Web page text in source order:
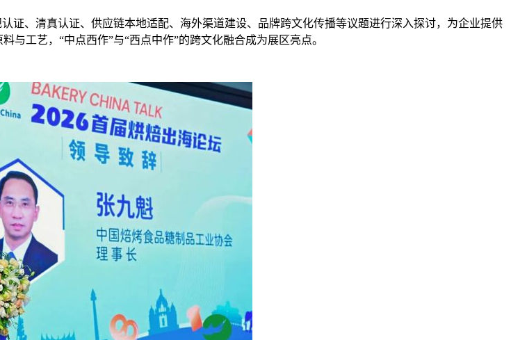
证、清真认证、供应链本地适配、海外渠道建设、品牌跨文化传播等议题进行深入探讨，为企业提供
与工艺，“中点西作”与“西点中作”的跨文化融合成为展区亮点。